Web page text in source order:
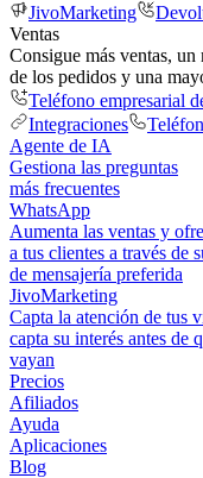
JivoMarketing
Ventas
Consigue más ventas,
de los pedidos y una
Teléfono empresarial
Integraciones
Agente de IA
Gestiona las preguntas
más frecuentes
WhatsApp
Aumenta las ventas y
a tus clientes a través de
de mensajería preferida
JivoMarketing
Capta la atención de tus
capta su interés antes de
vayan
Precios
Afiliados
Ayuda
Aplicaciones
Blog